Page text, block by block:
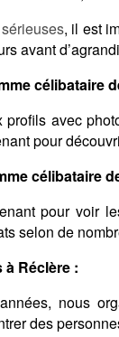
, il est
avant
célibataire
profils avec
pour
célibataire
pour voir
selon de
Réclère :
nous
des